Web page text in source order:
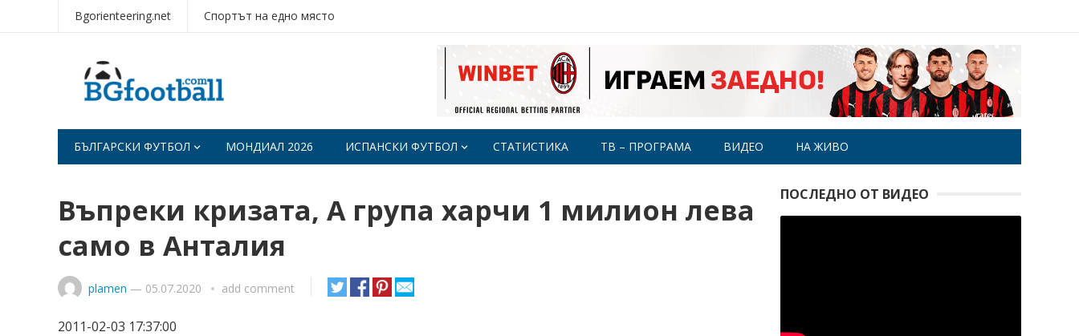
Bgorienteering.net Спортът на едно място
БЪЛГАРСКИ ФУТБОЛ МОНДИАЛ 2026 ИСПАНСКИ ФУТБОЛ СТАТИСТИКА ТВ – ПРОГРАМА ВИДЕО НА ЖИВО
Въпреки кризата, А група харчи 1 милион лева
само в Анталия
plamen — 05.07.2020 add comment
2011-02-03 17:37:00
ПОСЛЕДНО ОТ ВИДЕО